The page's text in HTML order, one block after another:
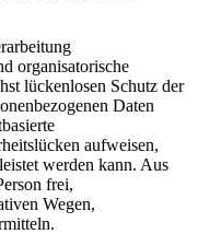
organisatorische
lückenlosen Schutz der
Daten
aufweisen,
werden kann. Aus
frei,
Wegen,